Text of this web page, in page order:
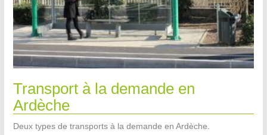
Transport à la demande en
Ardèche
Deux types de transports à la demande en Ardèche.